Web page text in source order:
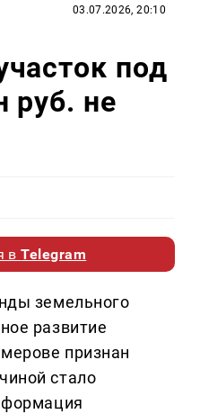
03.07.2026, 20:10
под
руб. не
вTelegram
земельного
развитие
признан
стало